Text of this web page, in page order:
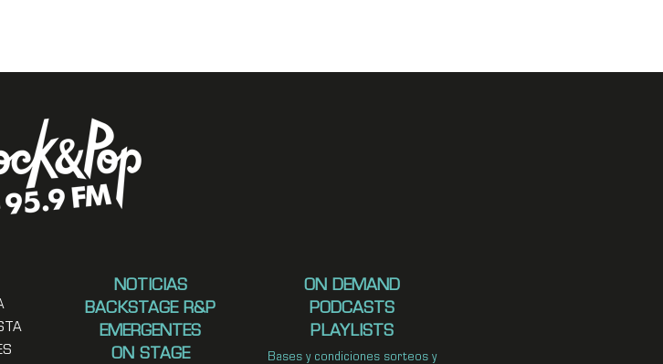
NOTICIAS
BACKSTAGE R&P
EMERGENTES
ON STAGE
ON DEMAND
PODCASTS
PLAYLISTS
Bases y condiciones sorteos y